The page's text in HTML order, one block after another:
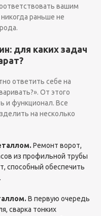
вашим
раньше не
для каких задач
ответить себе на
От этого
и функционал. Все
на несколько
Ремонт ворот,
из профильной трубы
способный обеспечить
В первую очередь
сварка тонких